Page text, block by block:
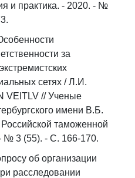
и практика. - 2020. - №
за
сетях / Л.И.
VEITLV // Ученые
имени В.Б.
таможенной
№ 3 (55). - С. 166-170.
об организации
расследовании